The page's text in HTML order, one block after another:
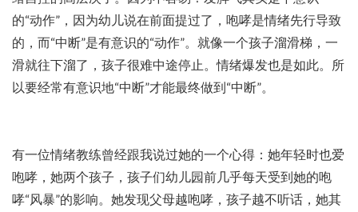
的“动作”，因为幼儿说在前面提过了，咆哮是情绪先行导致
的，而“中断”是有意识的“动作”。就像一个孩子溜滑梯，一
滑就往下溜了，孩子很难中途停止。情绪爆发也是如此。所
以要经常有意识地“中断”才能最终做到“中断”。
有一位情绪教练曾经跟我说过她的一个心得：她年轻时也爱
咆哮，她两个孩子，孩子们幼儿园前几乎每天受到她的咆
哮“风暴”的影响。她发现父母越咆哮，孩子越不听话，她其